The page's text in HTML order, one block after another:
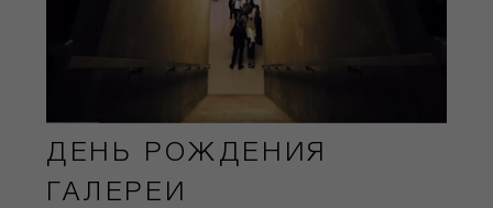
ДЕНЬ РОЖДЕНИЯ
ГАЛЕРЕИ